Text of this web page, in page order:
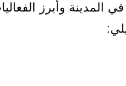
المدينة وأبرز